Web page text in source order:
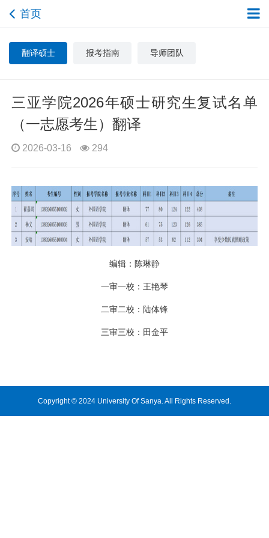
首页
翻译硕士 报考指南 导师团队
三亚学院2026年硕士研究生复试名单
（一志愿考生）翻译
2026-03-16 294
编辑：陈琳静
一审一校：王艳琴
二审二校：陆体锋
三审三校：田金平
Copyright © 2024 University Of Sanya. All Rights Reserved.